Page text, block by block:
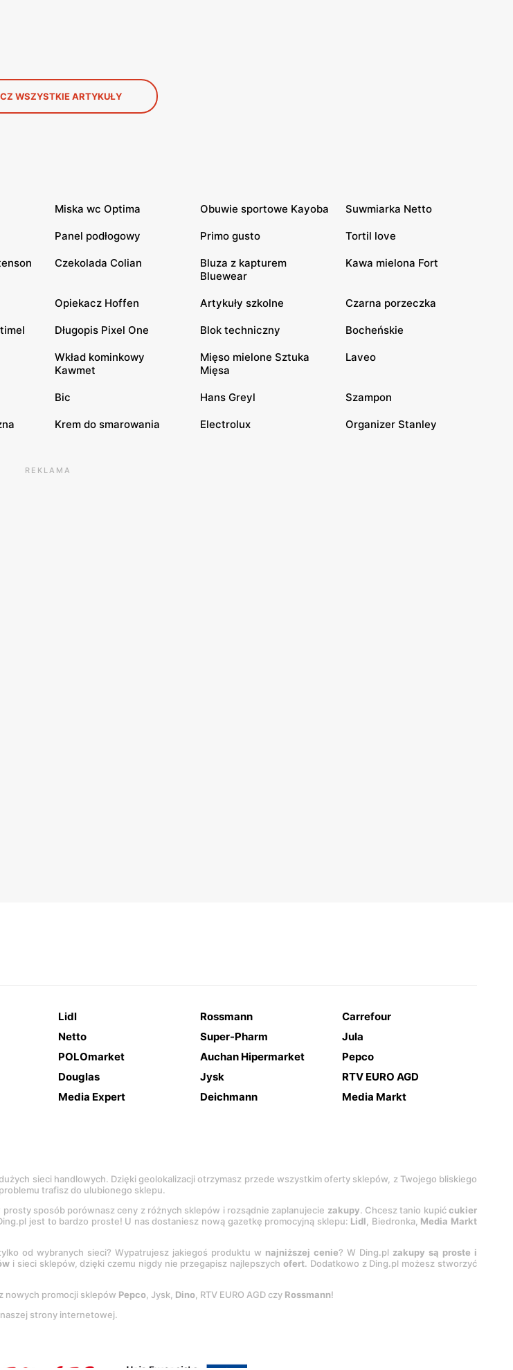
WSZYSTKIE ARTYKUŁY
Miska wc Optima Obuwie sportowe Kayoba Suwmiarka Netto
Panel podłogowy Primo gusto Tortil love
Czekolada Colian
Bluza z kapturem
Bluewear
Kawa mielona Fort
Opiekacz Hoffen Artykuły szkolne Czarna porzeczka
Długopis Pixel One Blok techniczny Bocheńskie
Wkład kominkowy
Kawmet
Mięso mielone Sztuka
Mięsa
Laveo
Bic Hans Greyl Szampon
Krem do smarowania Electrolux Organizer Stanley
REKLAMA
Lidl Rossmann
Carrefour
Netto Super-Pharm
Jula
POLOmarket Auchan Hipermarket
Pepco
Douglas Jysk
RTV EURO AGD
Media Expert Deichmann Media Markt
sieci handlowych. Dzięki geolokalizacji otrzymasz przede wszystkim oferty sklepów, z Twojego bliskiego
trafisz do ulubionego sklepu.
prosty sposób porównasz ceny z różnych sklepów i rozsądnie zaplanujecie zakupy. Chcesz tanio kupićcukier
jest to bardzo proste! U nas dostaniesz nową gazetkę promocyjną sklepu: Lidl, Biedronka, Media Markt
od wybranych sieci? Wypatrujesz jakiegoś produktu w najniższej cenie? W Ding.pl zakupy są proste i
i sieci sklepów, dzięki czemu nigdy nie przegapisz najlepszychofert. Dodatkowo z Ding.pl możesz stworzyć
nowych promocji sklepów Pepco, Jysk, Dino, RTV EURO AGD czy Rossmann!
strony internetowej.